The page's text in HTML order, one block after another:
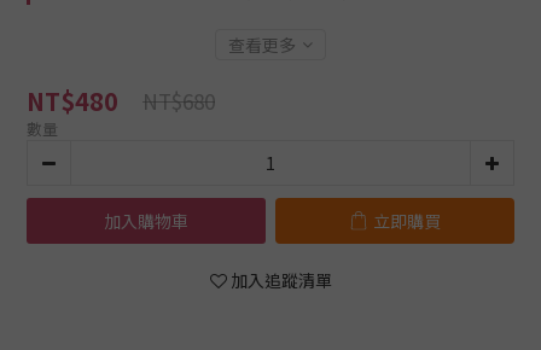
查看更多
NT$480 NT$680
數量
加入購物車 立即購買
加入追蹤清單